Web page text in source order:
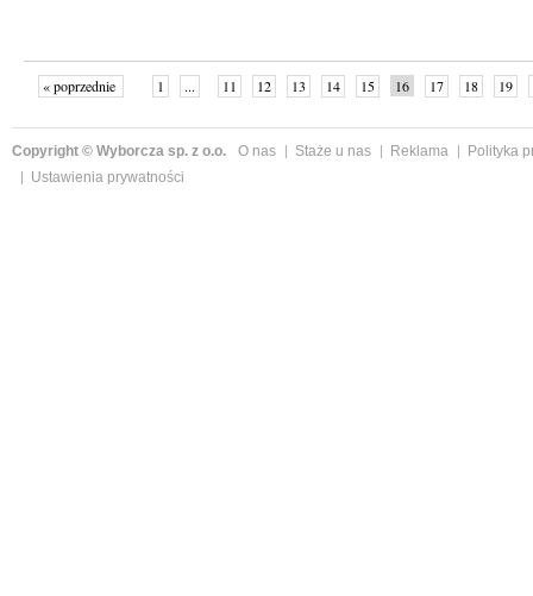
« poprzednie 1 ... 11 12 13 14 15 16 17 18 19
Copyright © Wyborcza sp. z o.o. O nas Staże u nas Reklama
Polityka
Ustawienia prywatności